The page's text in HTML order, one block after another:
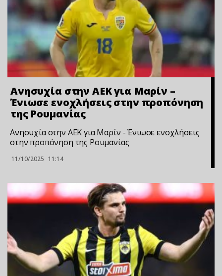
Ανησυχία στην ΑΕΚ για Μαρίν –
Ένιωσε ενοχλήσεις στην προπόνηση
της Ρουμανίας
Ανησυχία στην ΑΕΚ για Μαρίν - Ένιωσε ενοχλήσεις
στην προπόνηση της Ρουμανίας
11/10/2025 11:14